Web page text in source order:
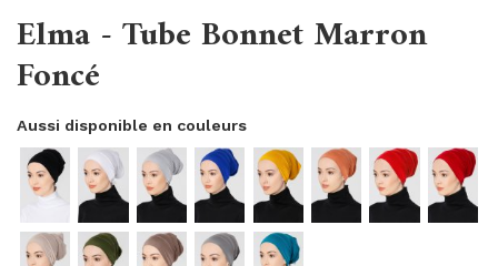
Elma - Tube Bonnet Marron
Foncé
Aussi disponible en couleurs